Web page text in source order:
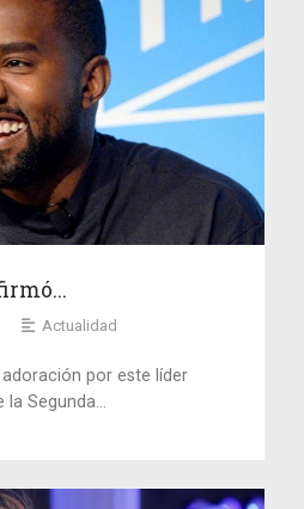
Actualidad
por este líder
Segunda...